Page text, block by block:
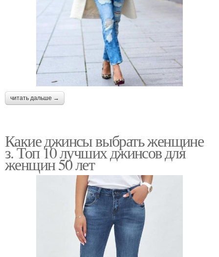
читать дальше →
Какие джинсы выбрать женщине
з. Топ 10 лучших джинсов для
женщин 50 лет